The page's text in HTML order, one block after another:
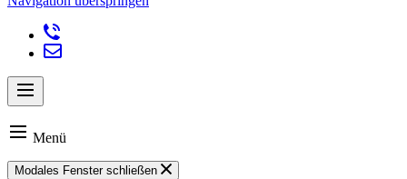
Menü
Modales Fenster schließen